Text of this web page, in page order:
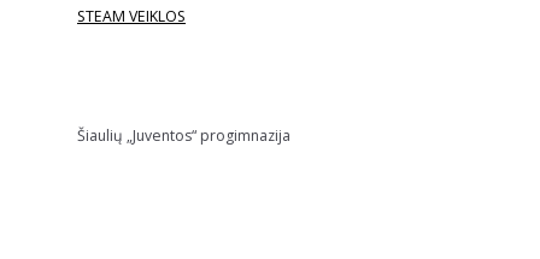
STEAM VEIKLOS
Šiaulių „Juventos“ progimnazija